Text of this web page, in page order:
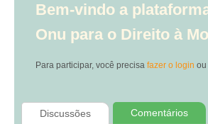
Bem-vindo a
Onu para o Direito à
Para participar, você precisa fazer o login ou
Discussões Comentários